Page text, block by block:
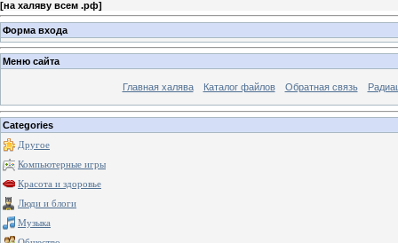
[на халяву всем .рф]
Форма входа
Меню сайта
Главная халява Каталог файлов Обратная связь
Categories
Другое
Компьютерные игры
Красота и здоровье
Люди и блоги
Музыка